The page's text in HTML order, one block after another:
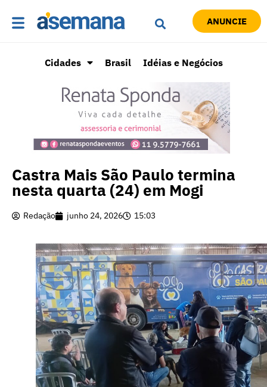
ANUNCIE
Cidades Brasil Idéias e Negócios
Castra Mais São Paulo termina
nesta quarta (24) em Mogi
Redação junho 24, 2026 15:03